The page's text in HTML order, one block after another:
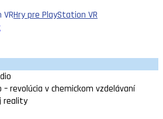
Hry pre PlayStation VR
– revolúcia v chemickom vzdelávaní
reality